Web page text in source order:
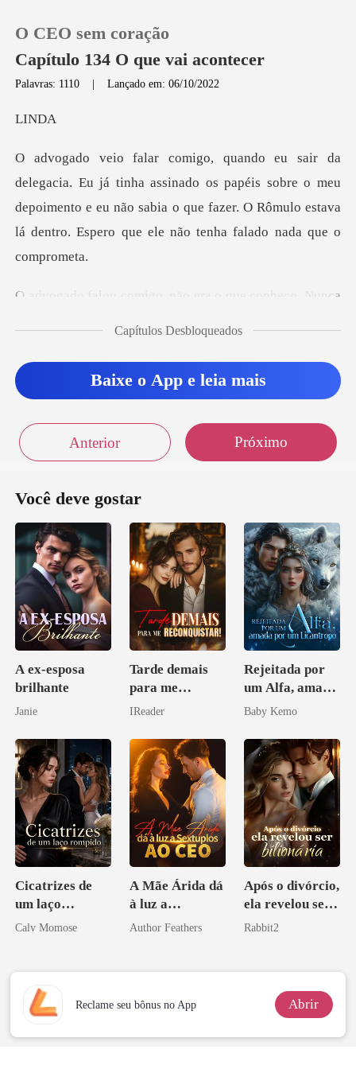
Loja
Histórico
Sair
O CEO sem coração
Capítulo 134 O que vai acontecer
Palavras: 1110 |Lançado em: 06/10/2022
I
inado os papéis sobre o meu
depoimento e eu não sabia o que fazer. O Rômul
conheço. Nunca
Capítulos Desbloqueados
Baixe o App e leia mais
Anterior Próximo
Você deve gostar
A ex-esposa
brilhante
Janie
Tarde demais
para me
reconquistar!
IReader
Rejeitada por
um Alfa, amada
por um
Baby Kemo
Cicatrizes de
um laço
rompido
Calv Momose
A Mãe Árida dá
à luz a
Sextuplos ao
Author Feathers
Após o divórcio,
ela revelou ser
bilionária
Rabbit2
Reclame seu bônus no App Abrir